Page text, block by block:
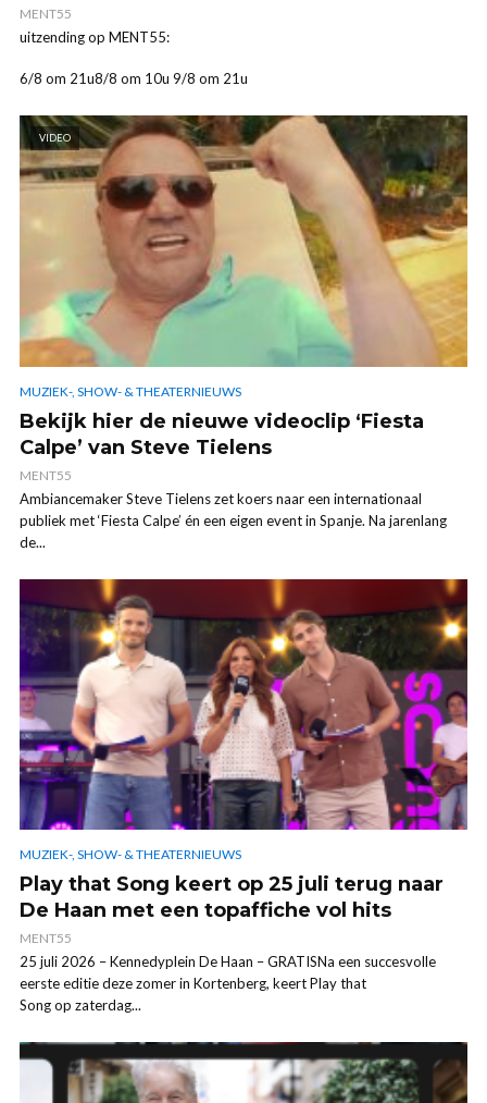
MENT55
uitzending op MENT55:
6/8 om 21u8/8 om 10u 9/8 om 21u
VIDEO
MUZIEK-, SHOW- & THEATERNIEUWS
Bekijk hier de nieuwe videoclip ‘Fiesta
Calpe’ van Steve Tielens
MENT55
Ambiancemaker Steve Tielens zet koers naar een internationaal
publiek met ‘Fiesta Calpe’ én een eigen event in Spanje. Na jarenlang
de...
MUZIEK-, SHOW- & THEATERNIEUWS
Play that Song keert op 25 juli terug naar
De Haan met een topaffiche vol hits
MENT55
25 juli 2026 – Kennedyplein De Haan – GRATISNa een succesvolle
eerste editie deze zomer in Kortenberg, keert Play that
Song op zaterdag...